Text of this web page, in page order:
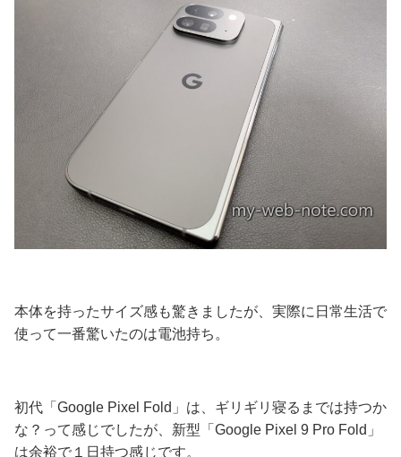
本体を持ったサイズ感も驚きましたが、実際に日常生活で
使って一番驚いたのは電池持ち。
初代「Google Pixel Fold」は、ギリギリ寝るまでは持つか
な？って感じでしたが、 新型「Google Pixel 9 Pro Fold」
は余裕で１日持つ感じです。